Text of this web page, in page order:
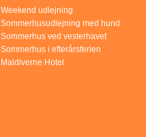
Weekend udlejning
Sommerhusudlejning med hund
Sommerhus ved vesterhavet
Sommerhus i efterårsferien
Maldiverne Hotel